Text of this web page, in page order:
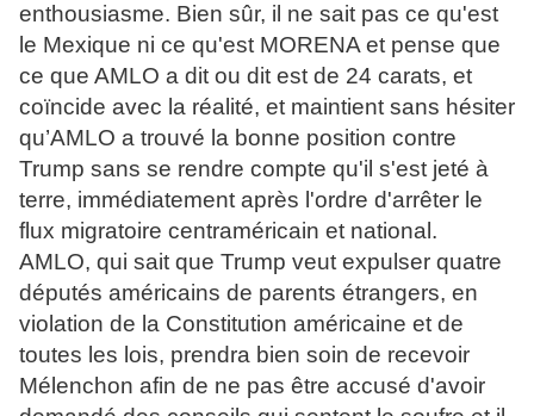
enthousiasme. Bien sûr, il ne sait pas ce qu'est
le Mexique ni ce qu'est MORENA et pense que
ce que AMLO a dit ou dit est de 24 carats, et
coïncide avec la réalité, et maintient sans hésiter
qu’AMLO a trouvé la bonne position contre
Trump sans se rendre compte qu'il s'est jeté à
terre, immédiatement après l'ordre d'arrêter le
flux migratoire centraméricain et national.
AMLO, qui sait que Trump veut expulser quatre
députés américains de parents étrangers, en
violation de la Constitution américaine et de
toutes les lois, prendra bien soin de recevoir
Mélenchon afin de ne pas être accusé d'avoir